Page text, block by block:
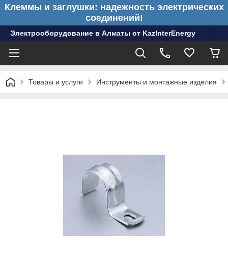
Клеммы и заглушки: надежность электрических
соединений!
Электрооборудование в Алматы от KazInterEnergy
Товары и услуги Инструменты и монтажные изделия